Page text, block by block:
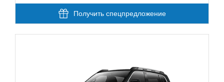
Получить спецпредложение